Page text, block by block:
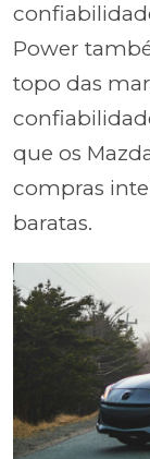
Power
topo das
que os
compras
baratas.